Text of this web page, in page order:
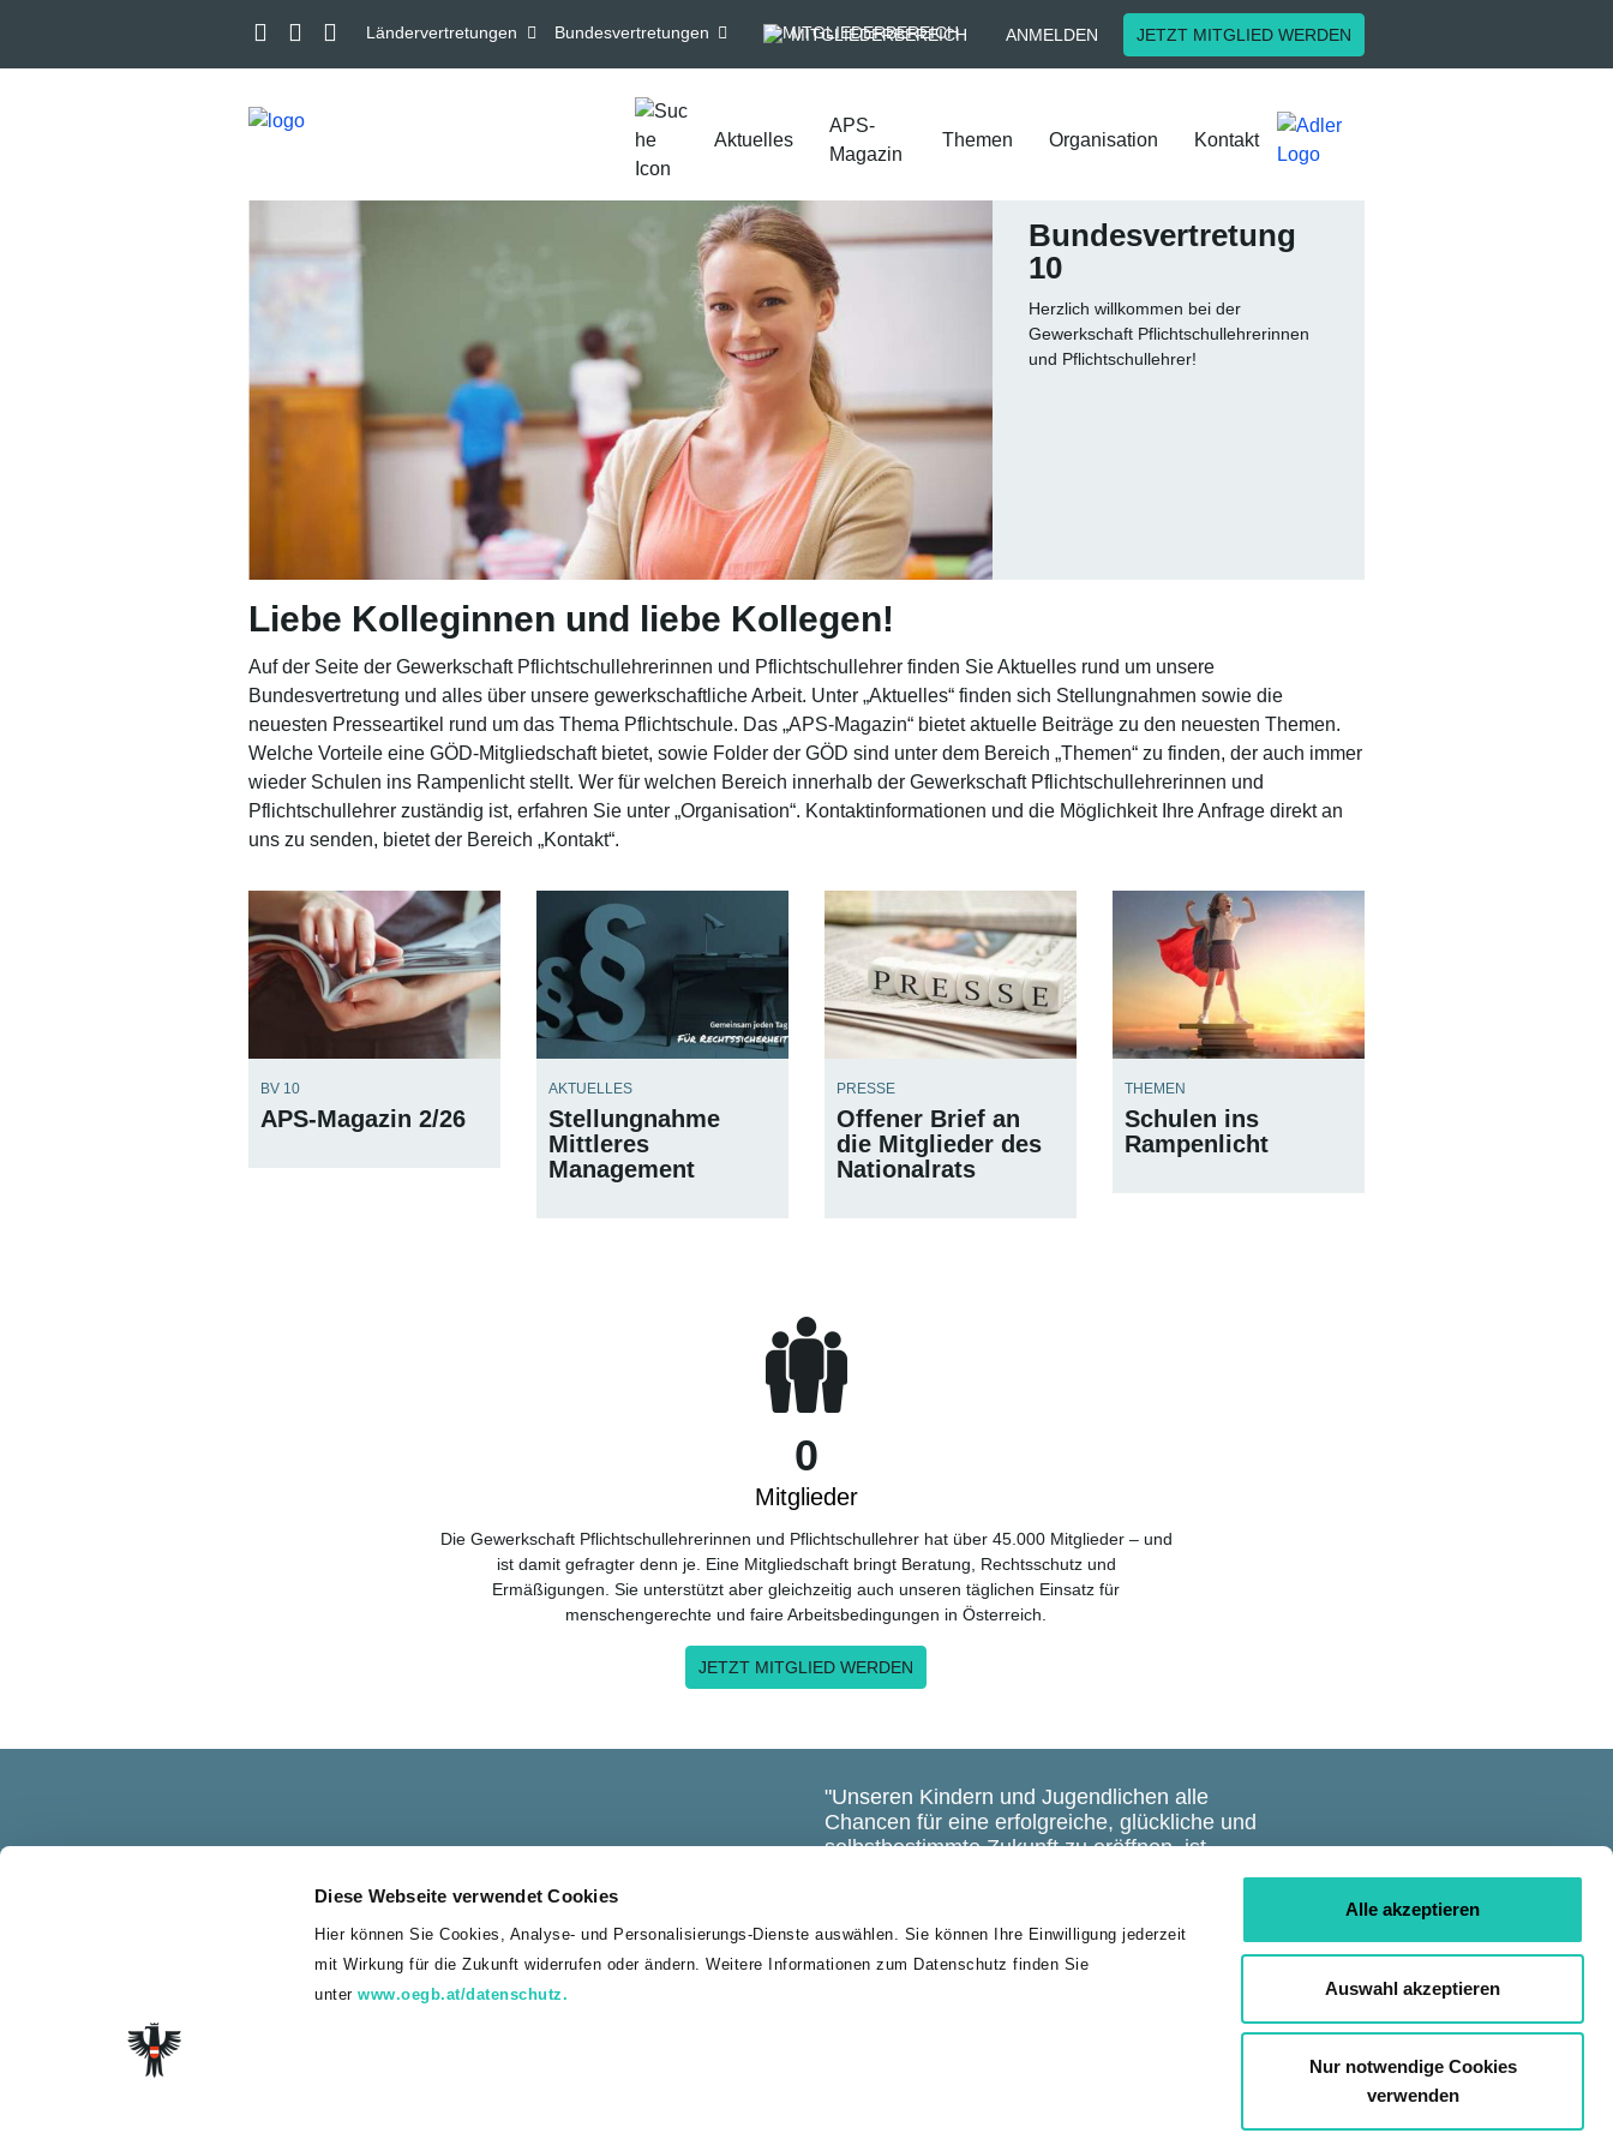
Diese Webseite verwendet Cookies
Hier können Sie Cookies, Analyse- und Personalisierungs-Dienste auswählen. Sie können Ihre Einwilligung jederzeit
mit Wirkung für die Zukunft widerrufen oder ändern. Weitere Informationen zum Datenschutz finden Sie
unterwww.oegb.at/datenschutz.
Alle akzeptieren
Auswahl akzeptieren
Nur notwendige Cookies
verwenden
Ländervertretungen Bundesvertretungen MITGLIEDERBEREICH ANMELDEN JETZT MITGLIED WERDEN
Aktuelles
APS-
Magazin
Themen Organisation Kontakt
Bundes­vertretung
10
Herzlich willkommen bei der
Gewerkschaft Pflichtschullehrerinnen
und Pflichtschullehrer!
Liebe Kolleginnen und liebe Kollegen!
Auf der Seite der Gewerkschaft Pflichtschullehrerinnen und Pflichtschullehrer finden Sie Aktuelles rund um unsere
Bundesvertretung und alles über unsere gewerkschaftliche Arbeit. Unter „Aktuelles“ finden sich Stellungnahmen sowie die
neuesten Presseartikel rund um das Thema Pflichtschule. Das „APS-Magazin“ bietet aktuelle Beiträge zu den neuesten Themen.
Welche Vorteile eine GÖD-Mitgliedschaft bietet, sowie Folder der GÖD sind unter dem Bereich „Themen“ zu finden, der auch immer
wieder Schulen ins Rampenlicht stellt. Wer für welchen Bereich innerhalb der Gewerkschaft Pflichtschullehrerinnen und
Pflichtschullehrer zuständig ist, erfahren Sie unter „Organisation“. Kontaktinformationen und die Möglichkeit Ihre Anfrage direkt an
uns zu senden, bietet der Bereich „Kontakt“.
BV 10
APS-Magazin 2/26
AKTUELLES
Stellungnahme
Mittleres
Management
PRESSE
Offener Brief an
die Mitglieder des
Nationalrats
THEMEN
Schulen ins
Rampenlicht
0
Mitglieder
Die Gewerkschaft Pflichtschullehrerinnen und Pflichtschullehrer hat über 45.000 Mitglieder – und
ist damit gefragter denn je. Eine Mitgliedschaft bringt Beratung, Rechtsschutz und
Ermäßigungen. Sie unterstützt aber gleichzeitig auch unseren täglichen Einsatz für
menschengerechte und faire Arbeitsbedingungen in Österreich.
JETZT MITGLIED WERDEN
"Unseren Kindern und Jugendlichen alle
Chancen für eine erfolgreiche, glückliche und
selbstbestimmte Zukunft zu eröffnen, ist
auch unsere wichtigste Aufgabe, unsere
Pädagoginnen und Pädagogen dafür zu
stärken und sie bestmöglich dabei zu
Paul Kimberger
Vorsitzender